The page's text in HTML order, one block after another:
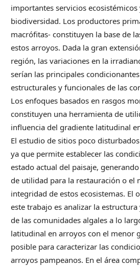
importantes servicios
biodiversidad. Los productores
macrófitas- constituyen la base de
estos arroyos. Dada la gran
región, las variaciones en la
serían las principales
estructurales y funcionales de las
Los enfoques basados en rasgos
constituyen una herramienta de
influencia del gradiente latitudinal
El estudio de sitios poco
ya que permite establecer las
estado actual del paisaje,
de utilidad para la restauración o el
integridad de estos ecosistemas. El
este trabajo es analizar la
de las comunidades algales a lo
latitudinal en arroyos con el menor
posible para caracterizar las
arroyos pampeanos. En el área